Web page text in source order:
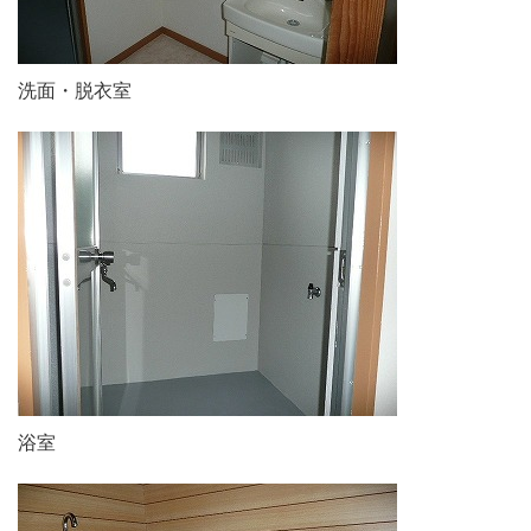
洗面・脱衣室
浴室